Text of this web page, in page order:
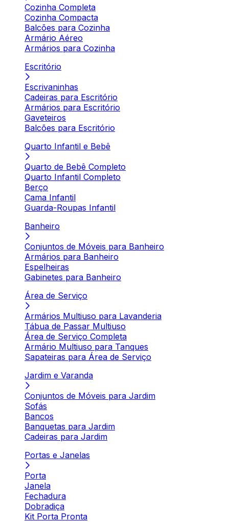
Cozinha Completa
Cozinha Compacta
Balcões para Cozinha
Armário Aéreo
Armários para Cozinha
Escritório
Escrivaninhas
Cadeiras para Escritório
Armários para Escritório
Gaveteiros
Balcões para Escritório
Quarto Infantil e Bebê
Quarto de Bebê Completo
Quarto Infantil Completo
Berço
Cama Infantil
Guarda-Roupas Infantil
Banheiro
Conjuntos de Móveis para Banheiro
Armários para Banheiro
Espelheiras
Gabinetes para Banheiro
Área de Serviço
Armários Multiuso para Lavanderia
Tábua de Passar Multiuso
Área de Serviço Completa
Armário Multiuso para Tanques
Sapateiras para Área de Serviço
Jardim e Varanda
Conjuntos de Móveis para Jardim
Sofás
Bancos
Banquetas para Jardim
Cadeiras para Jardim
Portas e Janelas
Porta
Janela
Fechadura
Dobradiça
Kit Porta Pronta